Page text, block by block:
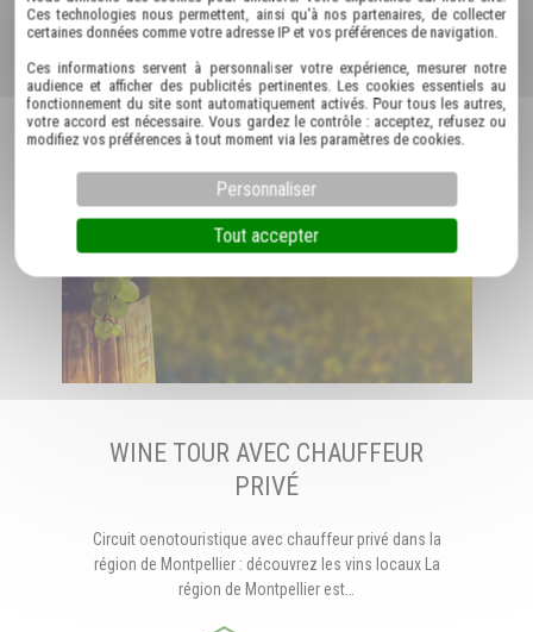
WINE TOUR AVEC CHAUFFEUR
PRIVÉ
Circuit oenotouristique avec chauffeur privé dans la
région de Montpellier : découvrez les vins locaux La
région de Montpellier est…
Ces technologies nous permettent, ainsi qu'à nos partenaires, de collecter
certaines données comme votre adresse IP et vos préférences de navigation.
Ces informations servent à personnaliser votre expérience, mesurer notre
audience et afficher des publicités pertinentes. Les cookies essentiels au
fonctionnement du site sont automatiquement activés. Pour tous les autres,
votre accord est nécessaire. Vous gardez le contrôle : acceptez, refusez ou
modifiez vos préférences à tout moment via les paramètres de cookies.
Tout accepter
Personnaliser